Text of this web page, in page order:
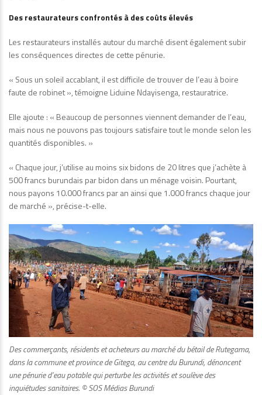
Des restaurateurs confrontés à des coûts élevés
Les restaurateurs installés autour du marché disent également subir
les conséquences directes de cette pénurie.
« Sous un soleil accablant, il est difficile de trouver de l’eau à boire
faute de robinet », témoigne Liduine Ndayisenga, restauratrice.
Elle ajoute : « Beaucoup de personnes viennent demander de l’eau,
mais nous ne pouvons pas toujours satisfaire tout le monde selon les
quantités disponibles. »
« Chaque jour, j’utilise au moins six bidons de 20 litres que j’achète à
500 francs burundais par bidon dans un ménage voisin. Pourtant,
nous payons 10.000 francs par an ainsi que 1.000 francs chaque jour
de marché », précise-t-elle.
Des commerçants, résidents et acheteurs au marché du bétail de Rutegama,
dans la commune et province de Gitega, au centre du Burundi, dénoncent
une pénurie d’eau potable qui perturbe les activités et soulève des
inquiétudes sanitaires. © SOS Médias Burundi